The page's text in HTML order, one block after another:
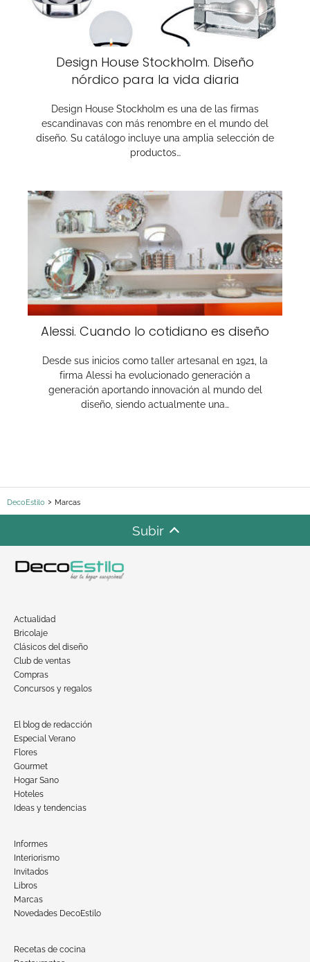
Design House Stockholm. Diseño
nórdico para la vida diaria
Design House Stockholm es una de las firmas
escandinavas con más renombre en el mundo del
diseño. Su catálogo incluye una amplia selección de
productos…
Alessi. Cuando lo cotidiano es diseño
Desde sus inicios como taller artesanal en 1921, la
firma Alessi ha evolucionado generación a
generación aportando innovación al mundo del
diseño, siendo actualmente una…
DecoEstilo Marcas
Subir
Actualidad
Bricolaje
Clásicos del diseño
Club de ventas
Compras
Concursos y regalos
El blog de redacción
Especial Verano
Flores
Gourmet
Hogar Sano
Hoteles
Ideas y tendencias
Informes
Interiorismo
Invitados
Libros
Marcas
Novedades DecoEstilo
Recetas de cocina